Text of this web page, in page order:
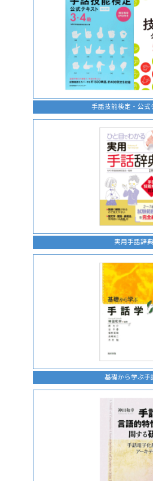
手話技能検定・公式
実用手話辞典
基礎から学ぶ手